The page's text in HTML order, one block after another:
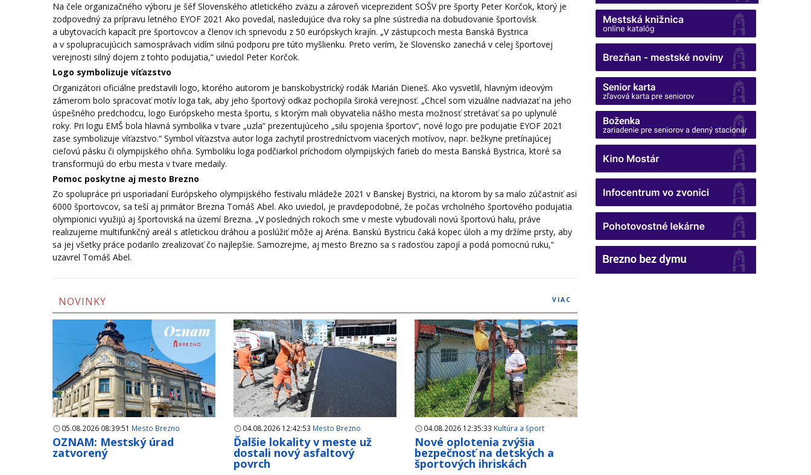
Na čele organizačného výboru je šéf Slovenského atletického zväzu a zároveň viceprezident SOŠV pre športy Peter Korčok, ktorý je
zodpovedný za prípravu letného EYOF 2021 Ako povedal, nasledujúce dva roky sa plne sústredia na dobudovanie športovísk
a ubytovacích kapacít pre športovcov a členov ich sprievodu z 50 európskych krajín. „V zástupcoch mesta Banská Bystrica
a v spolupracujúcich samosprávach vidím silnú podporu pre túto myšlienku. Preto verím, že Slovensko zanechá v celej športovej
verejnosti silný dojem z tohto podujatia,“ uviedol Peter Korčok.
Logo symbolizuje víťazstvo
Organizátori oficiálne predstavili logo, ktorého autorom je banskobystrický rodák Marián Dieneš. Ako vysvetlil, hlavným ideovým
zámerom bolo spracovať motív loga tak, aby jeho športový odkaz pochopila široká verejnosť. „Chcel som vizuálne nadviazať na jeho
úspešného predchodcu, logo Európskeho mesta športu, s ktorým mali obyvatelia nášho mesta možnosť stretávať sa po uplynulé
roky. Pri logu EMŠ bola hlavná symbolika v tvare „uzla“ prezentujúceho „silu spojenia športov“, nové logo pre podujatie EYOF 2021
zase symbolizuje víťazstvo.“ Symbol víťazstva autor loga zachytil prostredníctvom viacerých motívov, napr. bežkyne pretínajúcej
cieľovú pásku či olympijského ohňa. Symboliku loga podčiarkol príchodom olympijských farieb do mesta Banská Bystrica, ktoré sa
transformujú do erbu mesta v tvare medaily.
Pomoc poskytne aj mesto Brezno
Zo spolupráce pri usporiadaní Európskeho olympijského festivalu mládeže 2021 v Banskej Bystrici, na ktorom by sa malo zúčastniť asi
6000 športovcov, sa teší aj primátor Brezna Tomáš Abel. Ako uviedol, je pravdepodobné, že počas vrcholného športového podujatia
olympionici využijú aj športoviská na území Brezna. „V posledných rokoch sme v meste vybudovali novú športovú halu, práve
realizujeme multifunkčný areál s atletickou dráhou a poslúžiť môže aj Aréna. Banskú Bystricu čaká kopec úloh a my držíme prsty, aby
sa jej všetky práce podarilo zrealizovať čo najlepšie. Samozrejme, aj mesto Brezno sa s radosťou zapojí a podá pomocnú ruku,“
uzavrel Tomáš Abel.
NOVINKY VIAC
05.08.2026 08:39:51 Mesto Brezno
OZNAM: Mestský úrad
zatvorený
04.08.2026 12:42:53 Mesto Brezno
Ďalšie lokality v meste už
dostali nový asfaltový
povrch
04.08.2026 12:35:33 Kultúra a šport
Nové oplotenia zvýšia
bezpečnosť na detských a
športových ihriskách